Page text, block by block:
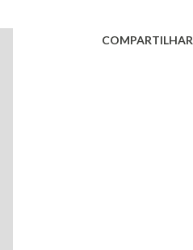
COMPARTILHAR